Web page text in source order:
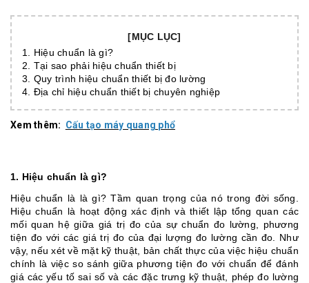
[MỤC LỤC]
1. Hiệu chuẩn là gì?
2. Tại sao phải hiệu chuẩn thiết bị
3. Quy trình hiệu chuẩn thiết bị đo lường
4. Địa chỉ hiệu chuẩn thiết bị chuyên nghiệp
Xem thêm: Cấu tạo máy quang phổ
1. Hiệu chuẩn là gì?
Hiệu chuẩn là là gì? Tầm quan trọng của nó trong đời sống.
Hiệu chuẩn là hoạt động xác định và thiết lập tổng quan các
mối quan hệ giữa giá trị đo của sự chuẩn đo lường, phương
tiện đo với các giá trị đo của đại lượng đo lường cần đo. Như
vậy, nếu xét về mặt kỹ thuật, bản chất thực của việc hiệu chuẩn
chính là việc so sánh giữa phương tiện đo với chuẩn để đánh
giá các yếu tố sai số và các đặc trưng kỹ thuật, phép đo lường